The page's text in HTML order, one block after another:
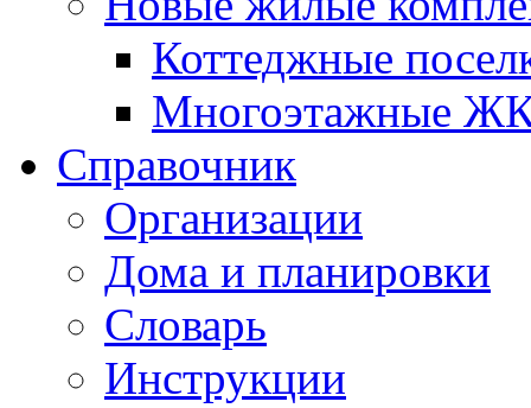
Коттеджные
Многоэтажные
Справочник
Организации
Дома и планировки
Словарь
Инструкции